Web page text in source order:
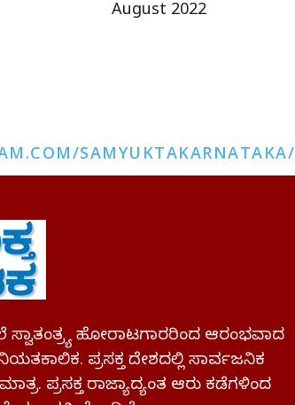
August 2022
SAMYUKTAKARNATAKA/
ಹೋರಾಟಗಾರರಿಂದ ಆರಂಭವಾದ
ಪ್ರಸಕ್ತ ದೇಶದಲ್ಲಿ ಸಾರ್ವಜನಿಕ
ಪ್ರಸಕ್ತ ರಾಜ್ಯಾದ್ಯಂತ ಆರು ಕಡೆಗಳಿಂದ